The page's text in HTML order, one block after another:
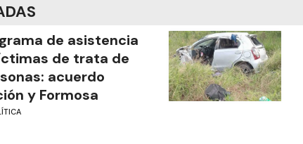
de asistencia
de trata de
acuerdo
y Formosa